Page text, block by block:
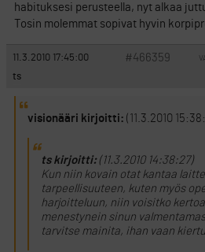
habituksesi perusteella, nyt alkaa
Tosin molemmat sopivat hyvin
11.3.2010 17:45:00 #466359
ts
visionääri kirjoitti: (11.3.2010
ts kirjoitti:(11.3.2010 14:38:27)
Kun niin kovain otat kantaa
tarpeellisuuteen, kuten myös
harjoitteluun, niin voisitko
menestynein sinun
tarvitse mainita, ihan vaan